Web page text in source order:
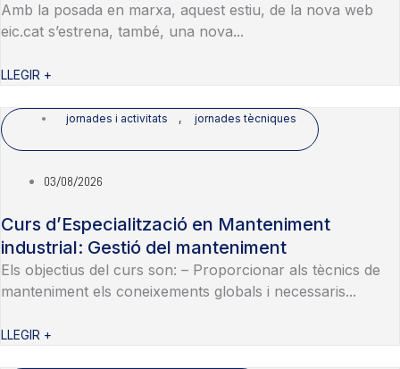
Amb la posada en marxa, aquest estiu, de la nova web
eic.cat s’estrena, també, una nova...
LLEGIR +
jornades i activitats , jornades tècniques
03/08/2026
Curs d’Especialització en Manteniment
industrial: Gestió del manteniment
Els objectius del curs son: – Proporcionar als tècnics de
manteniment els coneixements globals i necessaris...
LLEGIR +